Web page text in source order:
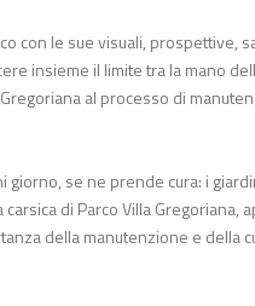
con le sue visuali, prospettive,
insieme il limite tra la mano
al processo di
giorno, se ne prende cura: i
di Parco Villa Gregoriana,
della manutenzione e della